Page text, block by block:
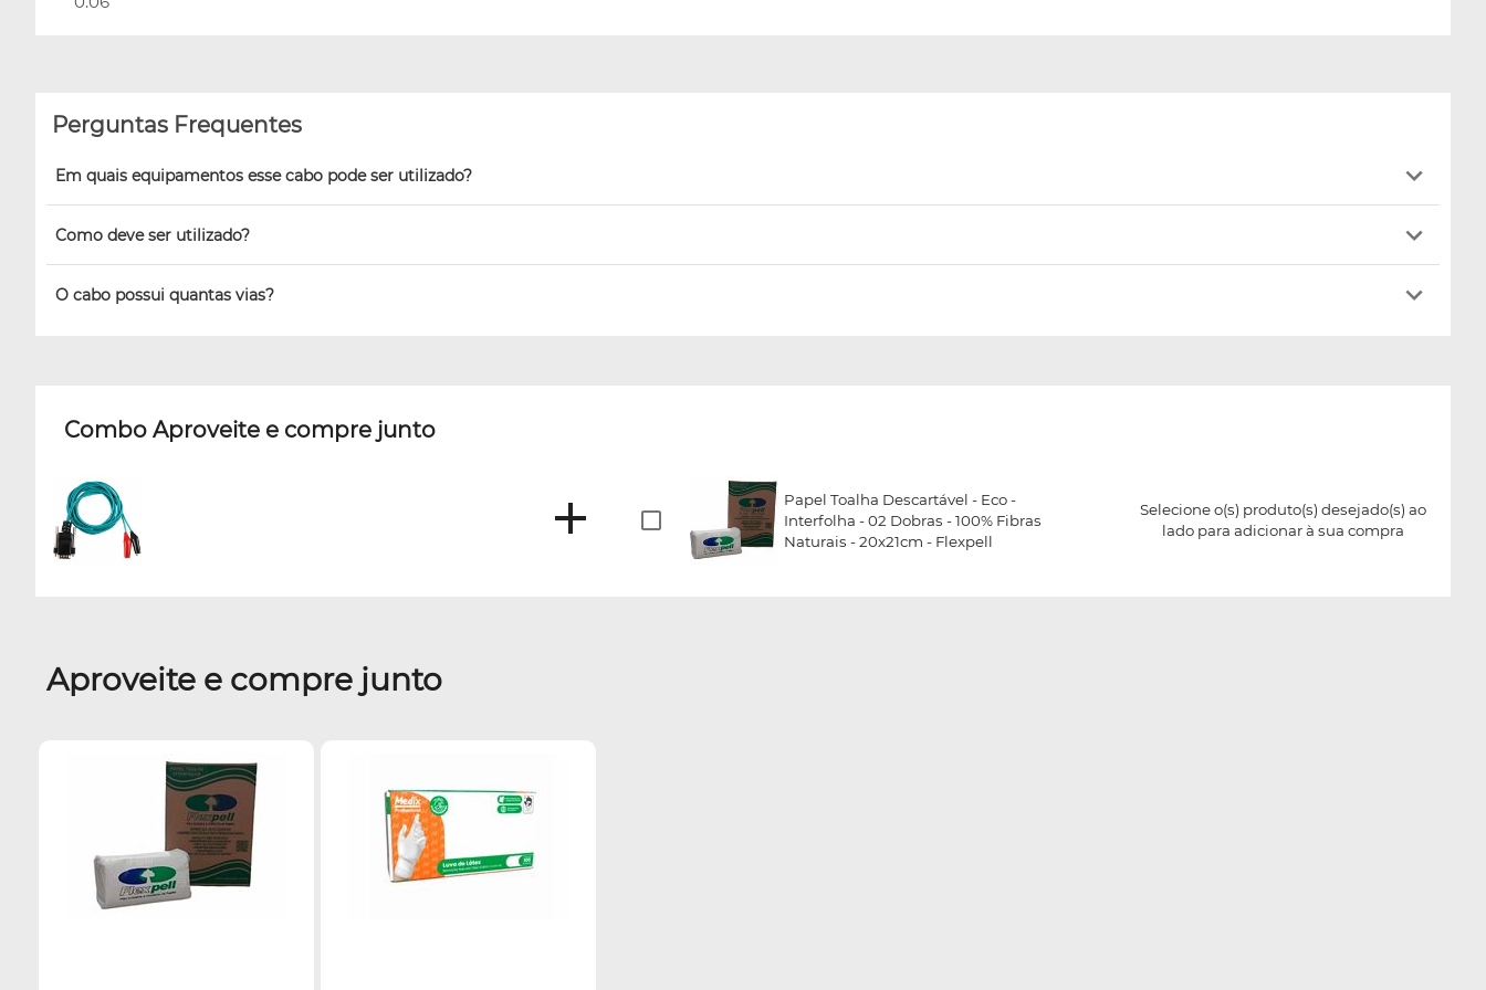
Perguntas Frequentes
Em quais equipamentos esse cabo pode ser utilizado?
Como deve ser utilizado?
O cabo possui quantas vias?
Combo Aproveite e compre junto
Papel Toalha Descartável - Eco -
Interfolha - 02 Dobras - 100% Fibras
Naturais - 20x21cm - Flexpell
Selecione o(s) produto(s) desejado(s) ao
lado para adicionar à sua compra
Aproveite e compre junto